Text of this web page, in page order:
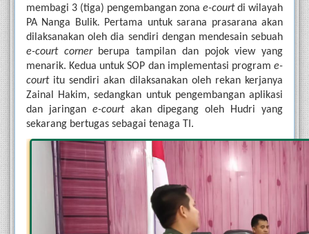
membagi 3 (tiga) pengembangan zona e-court di wilayah
PA Nanga Bulik. Pertama untuk sarana prasarana akan
e-court corner berupa tampilan dan pojok view yang
menarik. Kedua untuk SOP dan implementasi program e-
court itu sendiri akan dilaksanakan oleh rekan kerjanya
Zainal Hakim, sedangkan untuk pengembangan aplikasi
dan jaringan e-court akan dipegang oleh Hudri yang
sekarang bertugas sebagai tenaga TI.